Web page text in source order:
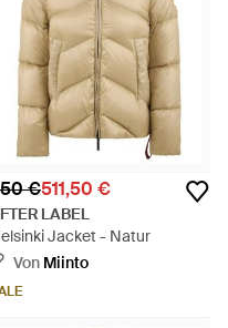
€511,50 €
LABEL
Jacket - Natur
Von Miinto